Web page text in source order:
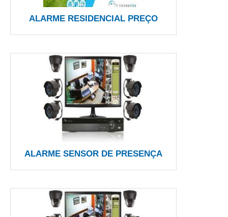
ALARME RESIDENCIAL PREÇO
ALARME SENSOR DE PRESENÇA